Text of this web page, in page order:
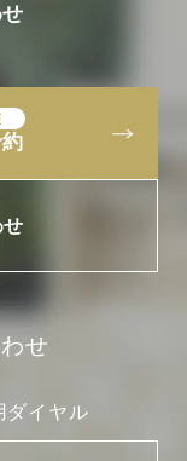
せ
せ
ダイヤル